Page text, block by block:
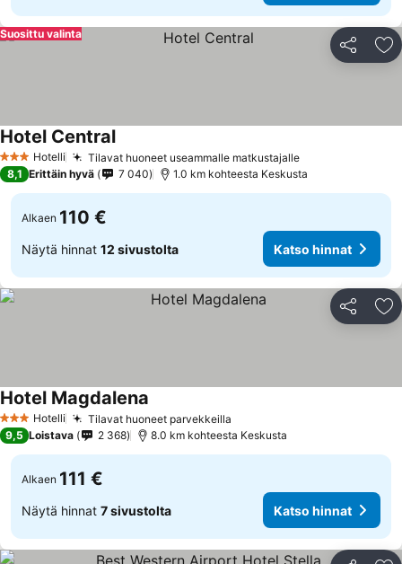
Jaa
Suosittu valinta
3 Tähtiluokitus
Hotelli Tilavat huoneet useammalle matkustajalleKatso hinnat
Hotel CentralKatso hinnat
8,1 Erittäin hyvä 7 040 1.0 km kohteesta Keskusta
Alkaen 110 €
Näytä hinnat 12 sivustolta Katso hinnat
Jaa
3 Tähtiluokitus
Hotelli Tilavat huoneet parvekkeilla
Hotel Magdalena
9,5 Loistava 2 368 8.0 km kohteesta Keskusta
Alkaen 111 €
Näytä hinnat 7 sivustolta Katso hinnat